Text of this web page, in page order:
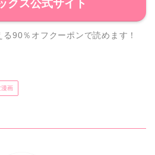
クス公式サイト
90％オフクーポンで読めます！
画